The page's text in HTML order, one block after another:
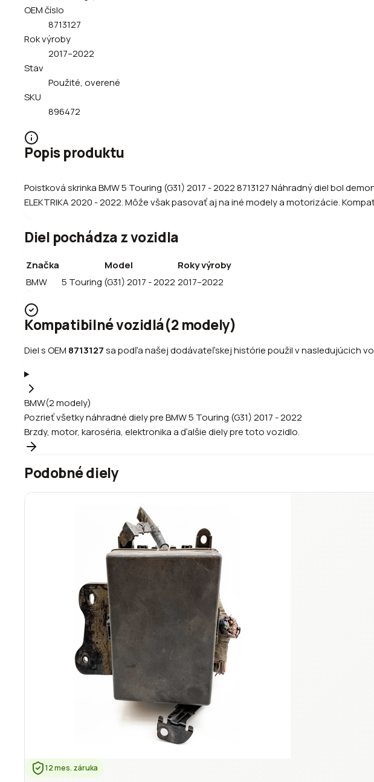
OEM číslo
8713127
Rok výroby
2017–2022
Stav
Použité, overené
SKU
896472
Popis produktu
Poistková skrinka BMW 5 Touring (G31) 2017 - 2022 8713127 Náhradný diel bol
ELEKTRIKA 2020 - 2022. Môže však pasovať aj na iné modely a motorizácie.
Diel pochádza z vozidla
Značka Model
Roky výroby
BMW
5 Touring (G31) 2017 - 2022 2017–2022
Kompatibilné vozidlá(2 modely)
Diel s OEM 8713127sa podľa našej dodávateľskej histórie použil v nasledujúcich
BMW(2modely)
Pozrieť všetky náhradné diely preBMW5 Touring (G31) 2017 - 2022
Brzdy, motor, karoséria, elektronika a ďalšie diely pre toto vozidlo.
Podobné diely
12 mes. záruka